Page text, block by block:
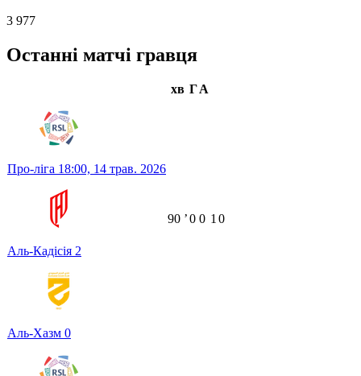
3 977
Останні матчі гравця
хв ГА
Про-ліга 18:00, 14 трав. 2026
Аль-Кадісія 2
Аль-Хазм 0
90 ʼ0 0 1 0